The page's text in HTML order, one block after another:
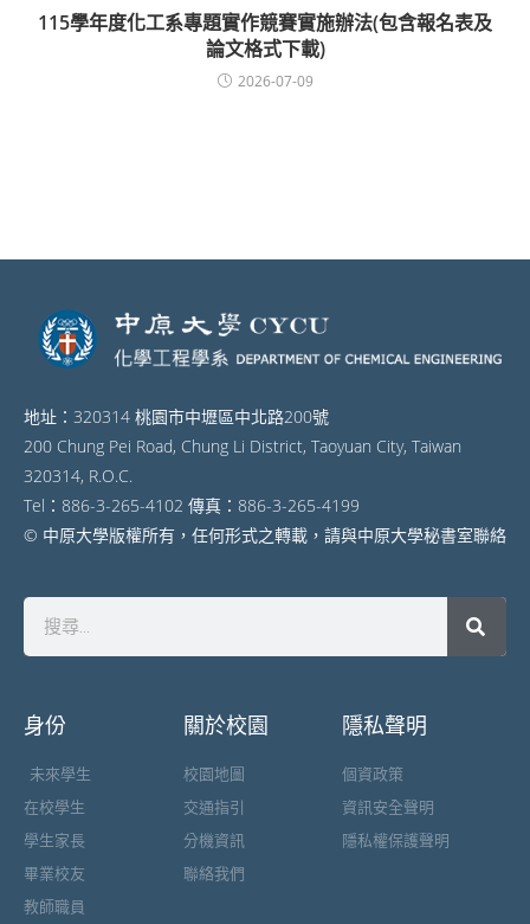
115學年度化工系專題實作競賽實施辦法(包含報名表及
論文格式下載)
2026-07-09
地址：320314 桃園市中壢區中北路200號
200 Chung Pei Road, Chung Li District, Taoyuan City, Taiwan
320314, R.O.C.
Tel：886-3-265-4102 傳真：886-3-265-4199
© 中原大學版權所有，任何形式之轉載，請與中原大學秘書室聯絡
身份
未來學生
在校學生
學生家長
畢業校友
教師職員
關於校園
校園地圖
交通指引
分機資訊
聯絡我們
隱私聲明
個資政策
資訊安全聲明
隱私權保護聲明